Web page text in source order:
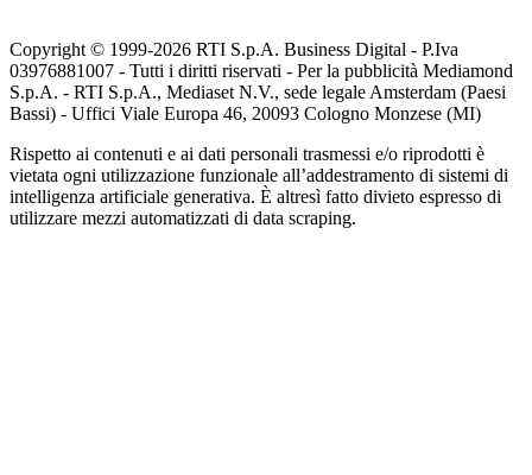
Copyright © 1999-2026 RTI S.p.A. Business Digital - P.Iva
03976881007 - Tutti i diritti riservati - Per la pubblicità Mediamond
S.p.A. - RTI S.p.A., Mediaset N.V., sede legale Amsterdam (Paesi
Bassi) - Uffici Viale Europa 46, 20093 Cologno Monzese (MI)
Rispetto ai contenuti e ai dati personali trasmessi e/o riprodotti è
vietata ogni utilizzazione funzionale all’addestramento di sistemi di
intelligenza artificiale generativa. È altresì fatto divieto espresso di
utilizzare mezzi automatizzati di data scraping.